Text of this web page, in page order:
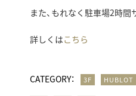
また、もれなく駐車場2時間
詳しくはこちら
CATEGORY： 3F HUBLOT